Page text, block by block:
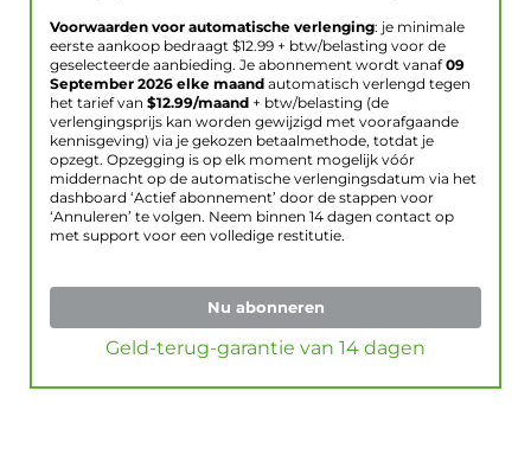
Voorwaarden voor automatische verlenging: je minimale
eerste aankoop bedraagt $12.99 + btw/belasting voor de
geselecteerde aanbieding. Je abonnement wordt vanaf09
September 2026 elke maand automatisch verlengd tegen
het tarief van $12.99/maand + btw/belasting (de
verlengingsprijs kan worden gewijzigd met voorafgaande
kennisgeving) via je gekozen betaalmethode, totdat je
opzegt. Opzegging is op elk moment mogelijk vóór
middernacht op de automatische verlengingsdatum via het
dashboard ‘Actief abonnement’ door de stappen voor
‘Annuleren’ te volgen. Neem binnen 14 dagen contact op
met support voor een volledige restitutie.
Nu abonneren
Geld-terug-garantie van 14 dagen